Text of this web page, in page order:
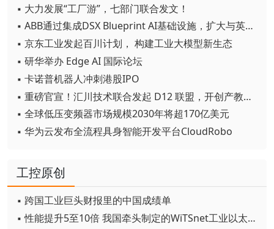
▪ 大力发展“工厂游”，七部门联合发文！
▪ ABB通过集成DSX Blueprint AI基础设施，扩大与英伟达的合作
▪ 京东工业发起百川计划， 构建工业大模型新生态
▪ 研华举办 Edge AI 国际论坛
▪ 卡诺普机器人冲刺港股IPO
▪ 重磅官宣！汇川技术联合发起 D12 联盟，开创产教融合新范式
▪ 全球低压变频器市场规模2030年将超170亿美元
▪ 华为云发布全流程具身智能开发平台CloudRobo
工控原创
▪ 跨国工业巨头财报里的中国成绩单
▪ 性能提升5至10倍 我国牵头制定的WiTSnet工业以太网国际标准正式发布